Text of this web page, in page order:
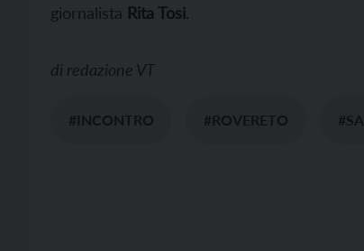
giornalista Rita Tosi.
di redazione VT
#INCONTRO #ROVERETO